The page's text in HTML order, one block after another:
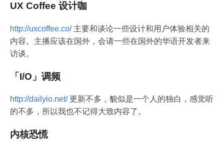
UX Coffee 设计咖
http://uxcoffee.co/主要和谈论一些设计和用户体验相关的
内容。主播应该在国外，会请一些在国外的华语开发者来
访谈。
「I/O」调频
http://dailyio.net/更新不多，貌似是一个人的独白，感觉听
的不多，所以我也不记得大致内容了。
内核恐慌